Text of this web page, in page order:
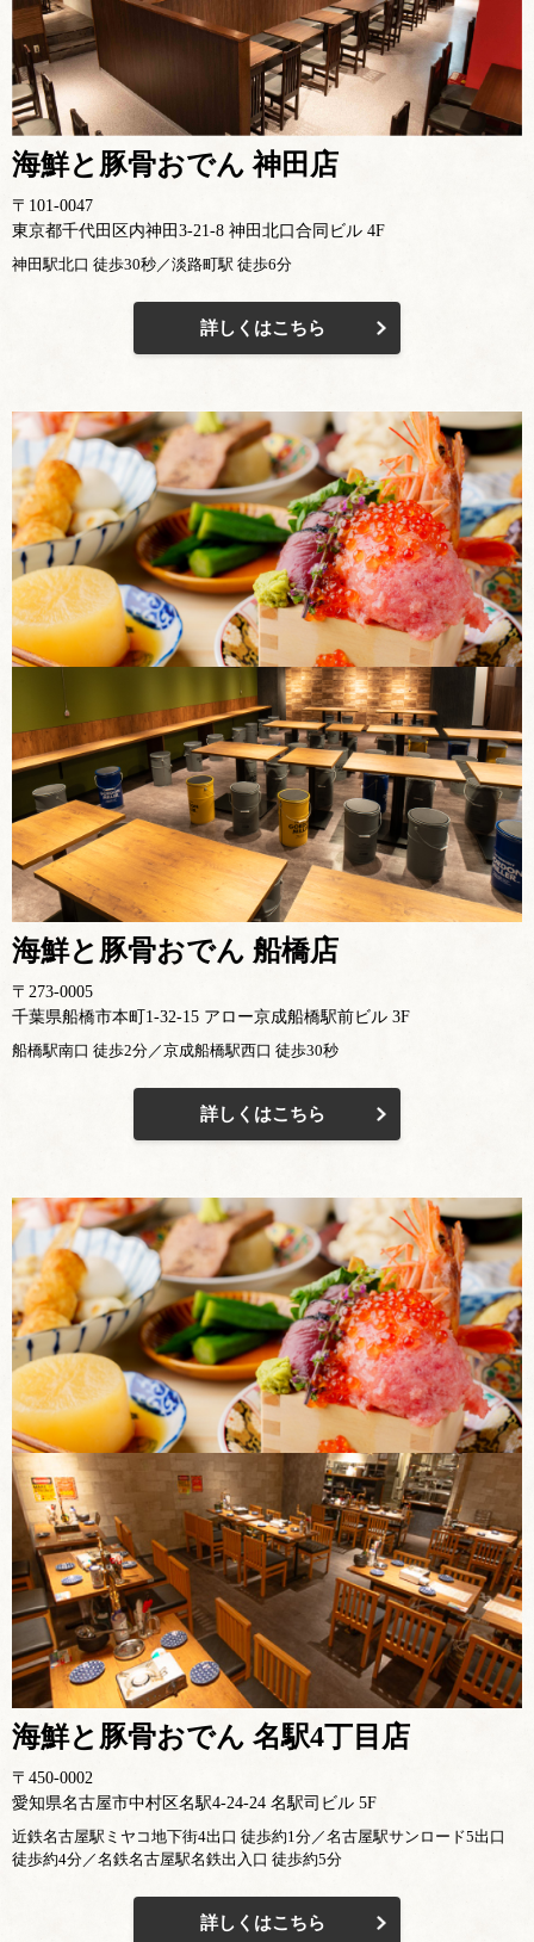
海鮮と豚骨おでん 神田店
〒101-0047
東京都千代田区内神田3-21-8 神田北口合同ビル 4F
神田駅北口 徒歩30秒／淡路町駅 徒歩6分
詳しくはこちら
海鮮と豚骨おでん 船橋店
〒273-0005
千葉県船橋市本町1-32-15 アロー京成船橋駅前ビル 3F
船橋駅南口 徒歩2分／京成船橋駅西口 徒歩30秒
詳しくはこちら
海鮮と豚骨おでん 名駅4丁目店
〒450-0002
愛知県名古屋市中村区名駅4-24-24 名駅司ビル 5F
近鉄名古屋駅ミヤコ地下街4出口 徒歩約1分／名古屋駅サンロード5出口
徒歩約4分／名鉄名古屋駅名鉄出入口 徒歩約5分
詳しくはこちら